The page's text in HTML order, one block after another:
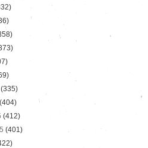
(335)
(404)
(412)
(401)